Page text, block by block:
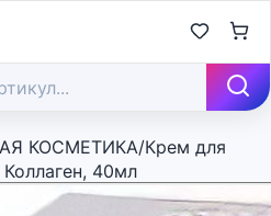
КОСМЕТИКА/Крем для
40мл